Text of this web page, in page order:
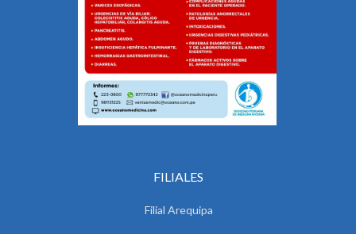
FILIALES
Filial Arequipa